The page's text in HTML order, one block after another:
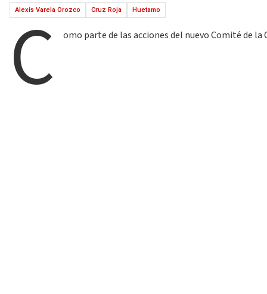
Alexis Varela Orozco Cruz Roja Huetamo
C omo parte de las acciones del nuevo Comité de